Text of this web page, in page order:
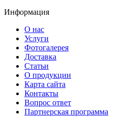
Информация
О нас
Услуги
Фотогалерея
Доставка
Статьи
О продукции
Карта сайта
Контакты
Вопрос ответ
Партнерская программа